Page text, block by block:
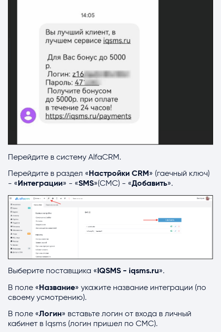
Перейдите в систему AlfaCRM.
Перейдите в раздел « Настройки CRM » (гаечный ключ)
- « Интеграции» - «SMS»(СМС) - «Добавить».
Выберите поставщика « IQSMS - iqsms.ru».
В поле « Название» укажите название интеграции (по
своему усмотрению).
В поле «Логин» вставьте логин от входа в личный
кабинет в Iqsms (логин пришел по СМС).